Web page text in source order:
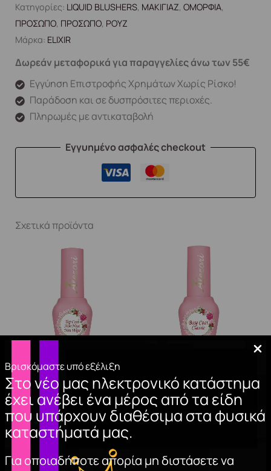
Βρισκόμαστε υπό εξέλιξη
Στο νέο μας ηλεκτρονικό κατάστημα
έχει ανέβει ένα μέρος από τα είδη
που υπάρχουν διαθέσιμα στα φυσικά
καταστήματά μας.
Για οποιαδήποτε απορία μη διστάσετε να
Κατηγορίες: LIQUID BLUSHERS, ΜΑΚΙΓΙΑΖ, ΟΜΟΡΦΙΑ,
ΠΡΟΣΩΠΟ, ΠΡΟΣΩΠΟ, ΡΟΥΖ
Μάρκα: ELIXIR
Δωρεάν μεταφορικά για παραγγελίες άνω των 55€
Εγγύηση Επιστροφής Χρημάτων Χωρίς Ρίσκο!
Παράδοση και σε δυσπρόσιτες περιοχές.
Πληρωμές με αντικαταβολή
Εγγυημένο ασφαλές checkout
Σχετικά προϊόντα
TOP COAT NON
WIPE NON HEAT
(Hema Free)
11,00€
ΣΤΟ ΚΑΛΆΘΙ
15ml.
10,00€